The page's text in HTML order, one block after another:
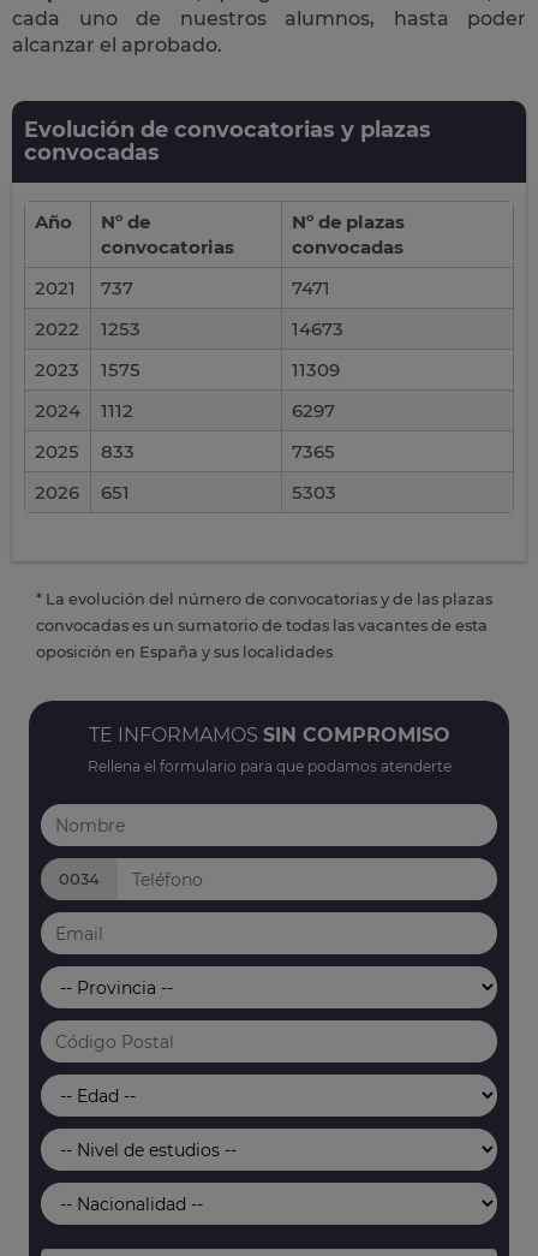
cada uno de nuestros alumnos, hasta poder
alcanzar el aprobado.
Evolución de convocatorias y plazas
convocadas
Año
Nº de
convocatorias
Nº de plazas
convocadas
2021
737
7471
2022
1253
14673
2023
1575
11309
2024
1112
6297
2025
833
7365
2026
651 5303
* La evolución del número de convocatorias y de las plazas
convocadas es un sumatorio de todas las vacantes de esta
oposición en España y sus localidades
TE INFORMAMOS SIN COMPROMISO
Rellena el formulario para que podamos atenderte
0034